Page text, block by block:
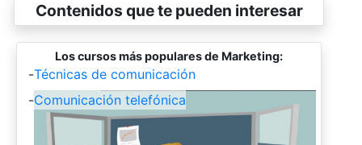
Contenidos que te pueden interesar
Los cursos más populares de Marketing:
-Técnicas de comunicación
-Comunicación telefónica